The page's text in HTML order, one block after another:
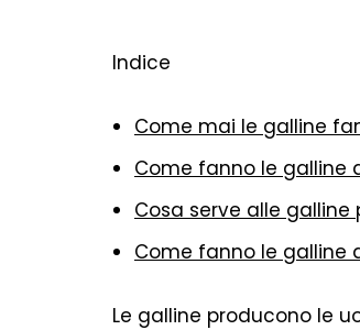
Indice
Come mai le galline
Come fanno le galline
Cosa serve alle galline
Come fanno le galline
Le galline producono le